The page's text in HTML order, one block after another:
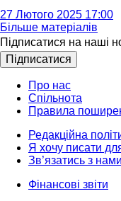
27 Лютого 2025 17:00
Більше матеріалів
Підписатися на наші
Підписатися
Про нас
Спільнота
Правила
Редакційна
Я хочу писати
Зв’язатись з нами
Фінансові звіти